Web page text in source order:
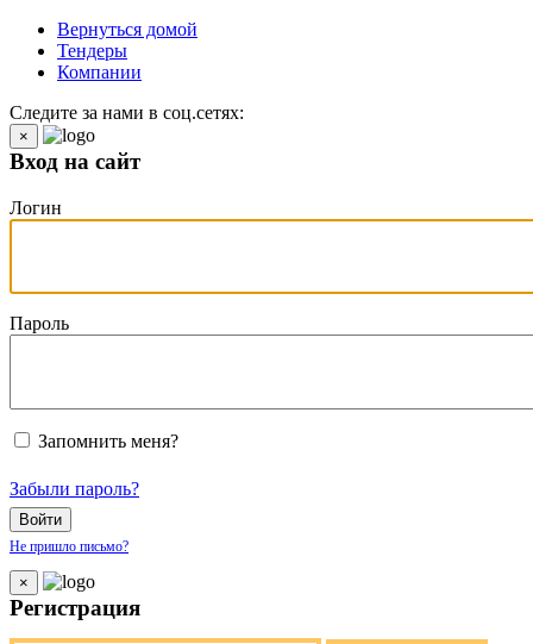
Вернуться домой
Тендеры
Компании
Следите за нами в соц.сетях:
×
Вход на сайт
Логин
Пароль
Запомнить меня?
Забыли пароль?
Войти
Не пришло письмо?
×
Регистрация